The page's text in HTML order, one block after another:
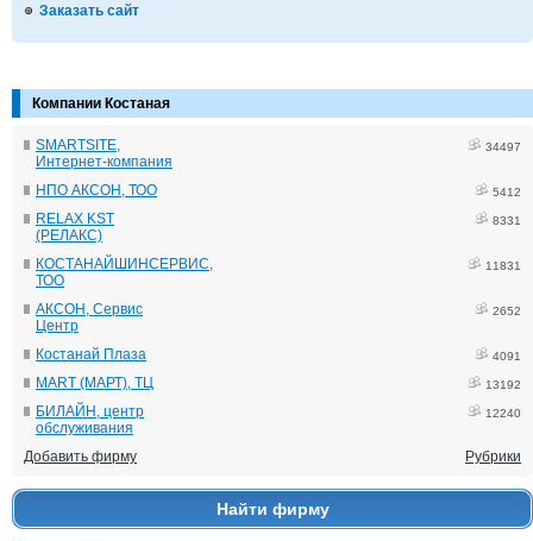
Заказать сайт
Компании Костаная
SMARTSITE,
Интернет-компания
34497
НПО АКСОН, ТОО 5412
RELAX KST
(РЕЛАКС)
8331
КОСТАНАЙШИНСЕРВИС,
ТОО
11831
АКСОН, Сервис
Центр
2652
Костанай Плаза 4091
MART (МАРТ), ТЦ 13192
БИЛАЙН, центр
обслуживания
12240
Добавить фирму Рубрики
Найти фирму